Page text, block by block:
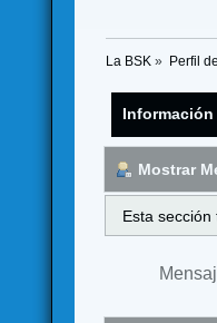
La BSK » Perfil
Información
Mostrar
Esta